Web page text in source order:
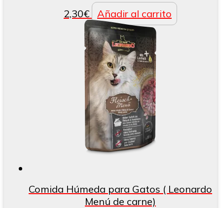
2,30€ Añadir al carrito
Comida Húmeda para Gatos ( Leonardo
Menú de carne)